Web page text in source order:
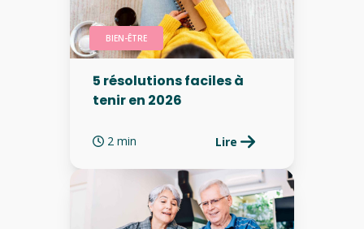
BIEN-ÊTRE
5 résolutions faciles à
tenir en 2026
2 min Lire